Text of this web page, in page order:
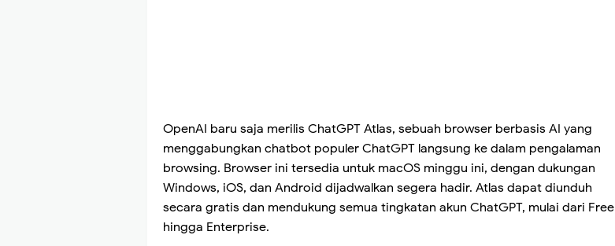
OpenAI baru saja merilis ChatGPT Atlas, sebuah browser berbasis AI yang
menggabungkan chatbot populer ChatGPT langsung ke dalam pengalaman
browsing. Browser ini tersedia untuk macOS minggu ini, dengan dukungan
Windows, iOS, dan Android dijadwalkan segera hadir. Atlas dapat diunduh
secara gratis dan mendukung semua tingkatan akun ChatGPT, mulai dari Free
hingga Enterprise.